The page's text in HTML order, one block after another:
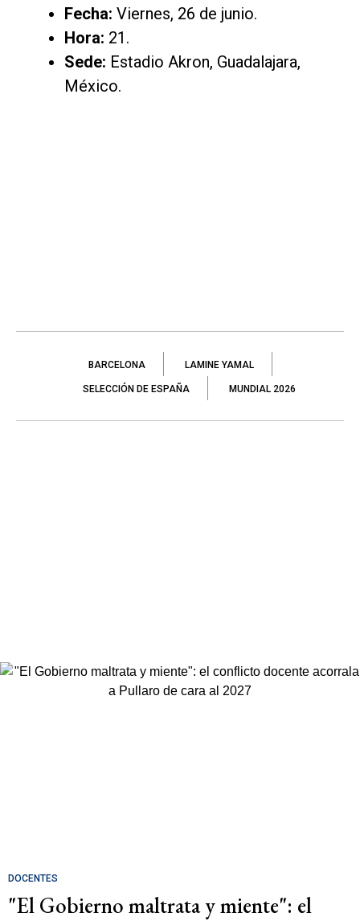
Fecha: Viernes, 26 de junio.
Hora: 21.
Sede: Estadio Akron, Guadalajara,
México.
BARCELONA LAMINE YAMAL
SELECCIÓN DE ESPAÑA MUNDIAL 2026
DOCENTES
"El Gobierno maltrata y miente": el